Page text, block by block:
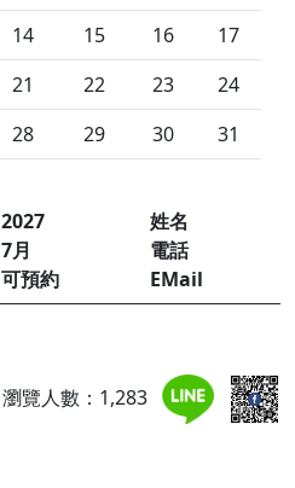
14 15 16
17
21 22 23
24
28 29 30 31
2027
7月
可預約
姓名
電話
EMail
瀏覽人數：1,283